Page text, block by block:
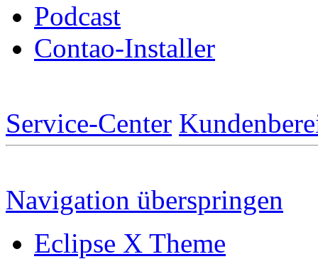
Podcast
Contao-Installer
Service-Center
Navigation überspringen
Eclipse X Theme